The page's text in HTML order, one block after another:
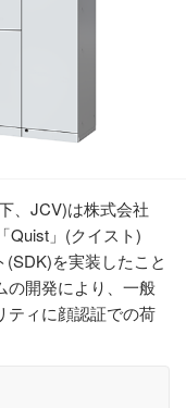
、JCV)は株式会社
Quist」(クイスト)
を実装したこと
の開発により、一般
ティに顔認証での荷